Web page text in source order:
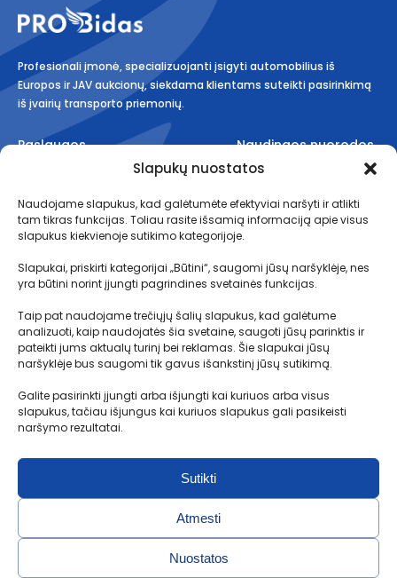
Slapukų nuostatos
Naudojame slapukus, kad galėtumėte efektyviai naršyti ir atlikti
tam tikras funkcijas. Toliau rasite išsamią informaciją apie visus
slapukus kiekvienoje sutikimo kategorijoje.
Slapukai, priskirti kategorijai „Būtini“, saugomi jūsų naršyklėje, nes
yra būtini norint įjungti pagrindines svetainės funkcijas.
Taip pat naudojame trečiųjų šalių slapukus, kad galėtume
analizuoti, kaip naudojatės šia svetaine, saugoti jūsų parinktis ir
pateikti jums aktualų turinį bei reklamas. Šie slapukai jūsų
naršyklėje bus saugomi tik gavus išankstinį jūsų sutikimą.
Galite pasirinkti įjungti arba išjungti kai kuriuos arba visus
slapukus, tačiau išjungus kai kuriuos slapukus gali pasikeisti
naršymo rezultatai.
Sutikti
Atmesti
Nuostatos
Profesionali įmonė, specializuojanti įsigyti automobilius iš
Europos ir JAV aukcionų, siekdama klientams suteikti pasirinkimą
iš įvairių transporto priemonių.
Paslaugos
Planai
Logistika
Naudingos nuorodos
Taisyklės
Kaip tai veikia?
Transportavimo terminai
Muitinės procedūros
Depozito sąlygos
D.U.K.
Kontaktai
MB Motolimitas
Į. k.304891451
Privatumo politika